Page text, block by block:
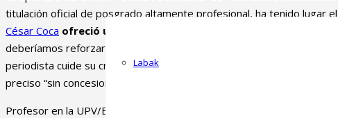
Labak
titulación oficial de posgrado altamente profesional, ha tenido lugar
César Coca ofreció una lección inaugural
para reivindicar
deberíamos reforzar porque tienen que ver con la esencia del
periodista cuide su credibilidad, proteja a las fuentes “pero no se
preciso “sin concesiones a la pedantería”, y valore “mucho más
Profesor en la UPV/EHU desde 1980, investigador de Bitartez y